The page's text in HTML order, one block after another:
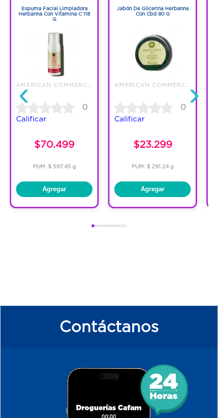
‹
Espuma Facial Limpiadora
Herbanna Con Vitamina C 118
G
0
Calificar
$70.499
PUM: $ 597.45 g
Agregar
Jabón De Glicerina Herbanna
Con Cbd 80 G
0
Calificar
$23.299
PUM: $ 291.24 g
Agregar
›
Contáctanos